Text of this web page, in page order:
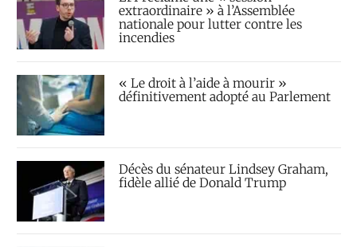
extraordinaire » à l’Assemblée
nationale pour lutter contre les
incendies
« Le droit à l’aide à mourir »
définitivement adopté au Parlement
Décès du sénateur Lindsey Graham,
fidèle allié de Donald Trump